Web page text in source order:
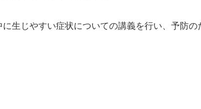
生じやすい症状についての講義を行い、予防の